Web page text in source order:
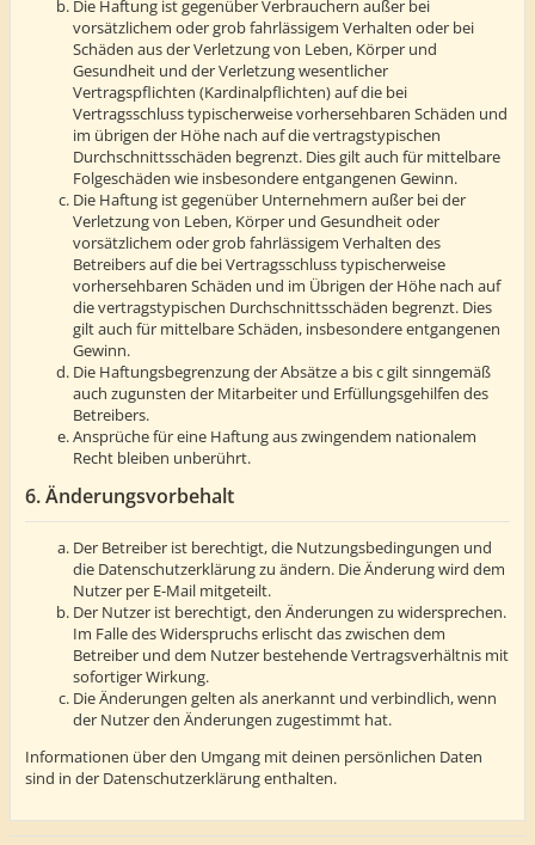
Die Haftung ist gegenüber Verbrauchern außer bei
vorsätzlichem oder grob fahrlässigem Verhalten oder bei
Schäden aus der Verletzung von Leben, Körper und
Gesundheit und der Verletzung wesentlicher
Vertragspflichten (Kardinalpflichten) auf die bei
Vertragsschluss typischerweise vorhersehbaren Schäden und
im übrigen der Höhe nach auf die vertragstypischen
Durchschnittsschäden begrenzt. Dies gilt auch für mittelbare
Folgeschäden wie insbesondere entgangenen Gewinn.
Die Haftung ist gegenüber Unternehmern außer bei der
Verletzung von Leben, Körper und Gesundheit oder
vorsätzlichem oder grob fahrlässigem Verhalten des
Betreibers auf die bei Vertragsschluss typischerweise
vorhersehbaren Schäden und im Übrigen der Höhe nach auf
die vertragstypischen Durchschnittsschäden begrenzt. Dies
gilt auch für mittelbare Schäden, insbesondere entgangenen
Gewinn.
Die Haftungsbegrenzung der Absätze a bis c gilt sinngemäß
auch zugunsten der Mitarbeiter und Erfüllungsgehilfen des
Betreibers.
Ansprüche für eine Haftung aus zwingendem nationalem
Recht bleiben unberührt.
6. Änderungsvorbehalt
Der Betreiber ist berechtigt, die Nutzungsbedingungen und
die Datenschutzerklärung zu ändern. Die Änderung wird dem
Nutzer per E-Mail mitgeteilt.
Der Nutzer ist berechtigt, den Änderungen zu widersprechen.
Im Falle des Widerspruchs erlischt das zwischen dem
Betreiber und dem Nutzer bestehende Vertragsverhältnis mit
sofortiger Wirkung.
Die Änderungen gelten als anerkannt und verbindlich, wenn
der Nutzer den Änderungen zugestimmt hat.
Informationen über den Umgang mit deinen persönlichen Daten
sind in der Datenschutzerklärung enthalten.